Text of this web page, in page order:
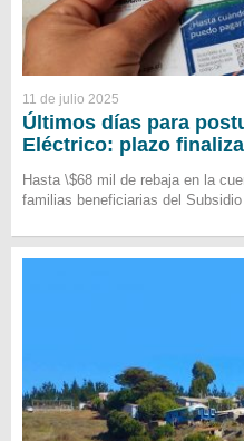
11 de julio 2025
Últimos días para
Eléctrico: plazo
Hasta \$68 mil de rebaja en la
familias beneficiarias del